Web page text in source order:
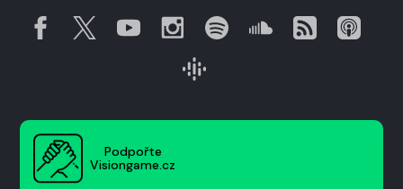
Podpořte
Visiongame.cz